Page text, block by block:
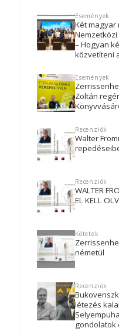
Események
Két magyar
– Hogyan
közvetíteni
Események
Zoltán
Recenziók
Walter
Recenziók
WALTER
EL KELL
Kötetek
németül
Recenziók
létezés
gondolatok